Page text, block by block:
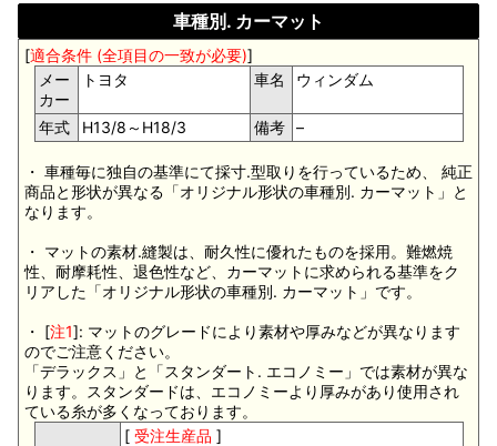
車種別. カーマット
[適合条件 (全項目の一致が必要)]
メー
カー
トヨタ 車名 ウィンダム
年式 H13/8～H18/3 備考 –
・ 車種毎に独自の基準にて採寸.型取りを行っているため、 純正
商品と形状が異なる「オリジナル形状の車種別. カーマット」と
なります。
・ マットの素材.縫製は、耐久性に優れたものを採用。難燃焼
性、耐摩耗性、退色性など、カーマットに求められる基準をク
リアした「オリジナル形状の車種別. カーマット」です。
・ [注1]: マットのグレードにより素材や厚みなどが異なります
のでご注意ください。
「デラックス」と「スタンダート. エコノミー」では素材が異な
ります。スタンダードは、エコノミーより厚みがあり使用され
ている糸が多くなっております。
[ 受注生産品 ]